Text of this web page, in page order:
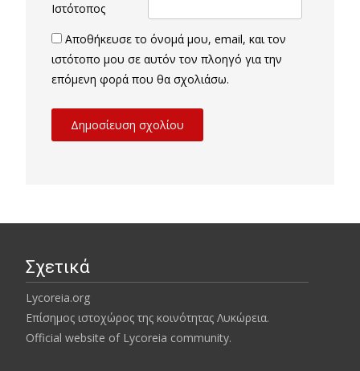
Ιστότοπος
Αποθήκευσε το όνομά μου, email, και τον
ιστότοπο μου σε αυτόν τον πλοηγό για την
επόμενη φορά που θα σχολιάσω.
Σχετικά
Lycoreia.org
Επίσημος ιστοχώρος της κοινότητας Λυκώρεια.
Official website of Lycoreia community.